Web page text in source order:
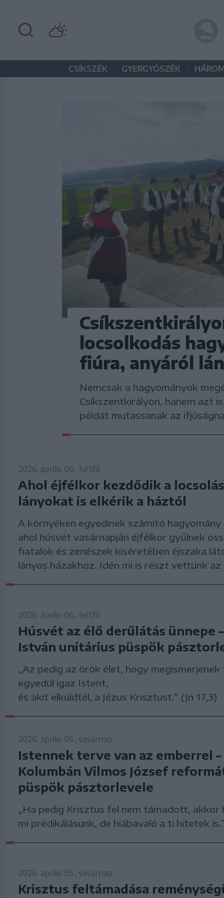
CSÍKSZÉK • GYERGYÓSZÉK •
locsolkodás
fiúra, anyáról
Nemcsak a hagyományok
Csíkszentkirályon, hanem azt
példát mutassanak az
2026. április 06., hétfő
Ahol éjfélkor kezdődik a locsolás
lányokat is elkérik a háztól
A környéken egyedinek számító hagyomány
ahol húsvét vasárnapján éjfélkor gyűlnek
fiatalok és zenészek kíséretében éjszaka
lányos házakhoz. Idén mi is részt vettünk az
2026. április 06., hétfő
Húsvét az élő derűlátás ünnepe
István unitárius püspök
„Az pedig az örök élet, hogy megismerjenek
egyedül igaz Istent,
és akit elküldtél, a Jézus Krisztust.” (Jn 17,3)
2026. április 05., vasárnap
Istennek terve van az emberrel –
Kolumbán Vilmos József
püspök pásztorlevele
„Ha pedig Krisztus fel nem támadott, akkor
mi prédikálásunk, de hiábavaló a ti hitetek
2026. április 05., vasárnap
Krisztus feltámadása